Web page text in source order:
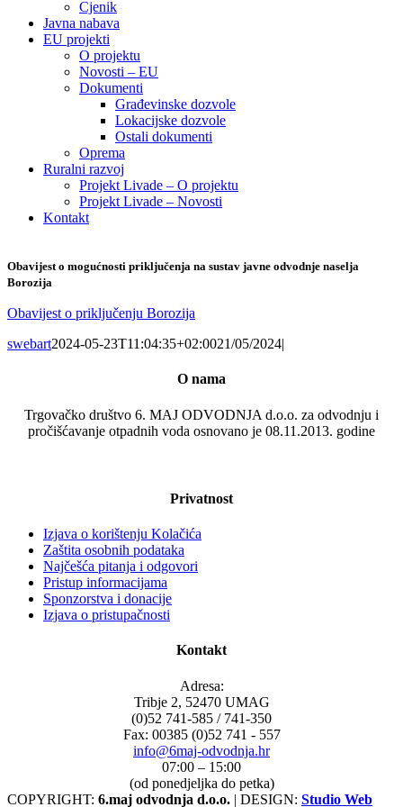
Cjenik
Javna nabava
EU projekti
O projektu
Novosti – EU
Dokumenti
Građevinske dozvole
Lokacijske dozvole
Ostali dokumenti
Oprema
Ruralni razvoj
Projekt Livade – O projektu
Projekt Livade – Novosti
Kontakt
Obavijest o mogućnosti priključenja na sustav javne odvodnje naselja
Borozija
Obavijest o priključenju Borozija
swebart2024-05-23T11:04:35+02:0021/05/2024|
O nama
Trgovačko društvo 6. MAJ ODVODNJA d.o.o. za odvodnju i
pročišćavanje otpadnih voda osnovano je 08.11.2013. godine
Privatnost
Izjava o korištenju Kolačića
Zaštita osobnih podataka
Najčešća pitanja i odgovori
Pristup informacijama
Sponzorstva i donacije
Izjava o pristupačnosti
Kontakt
Adresa:
Tribje 2, 52470 UMAG
(0)52 741-585 / 741-350
Fax: 00385 (0)52 741 - 557
info@6maj-odvodnja.hr
07:00 – 15:00
(od ponedjeljka do petka)
COPYRIGHT: 6.maj odvodnja d.o.o. | DESIGN: Studio Web